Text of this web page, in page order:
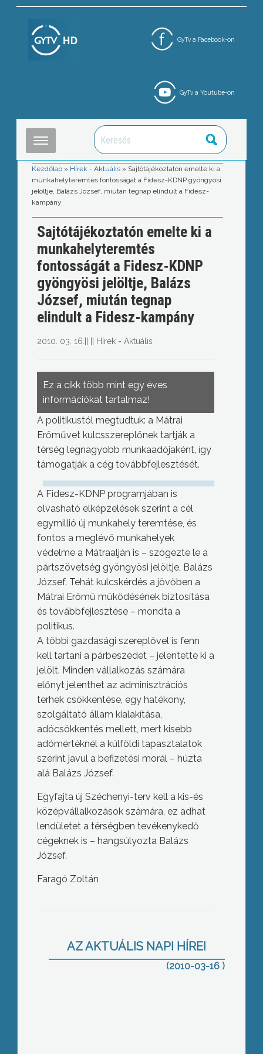
GyTv a Facebook-on
GyTv a Youtube-on
Kezdőlap » Hírek - Aktuális » Sajtótájékoztatón emelte ki a
munkahelyteremtés fontosságát a Fidesz-KDNP gyöngyösi
jelöltje, Balázs József, miután tegnap elindult a Fidesz-
kampány
Sajtótájékoztatón emelte ki a
munkahelyteremtés
fontosságát a Fidesz-KDNP
gyöngyösi jelöltje, Balázs
József, miután tegnap
elindult a Fidesz-kampány
2010. 03. 16. Hírek - Aktuális
Ez a cikk több mint egy éves
információkat tartalmaz!
A politikustól megtudtuk: a Mátrai
Erőművet kulcsszereplőnek tartják a
térség legnagyobb munkaadójaként, így
támogatják a cég továbbfejlesztését.
A Fidesz-KDNP programjában is
olvasható elképzelések szerint a cél
egymillió új munkahely teremtése, és
fontos a meglévő munkahelyek
védelme a Mátraalján is – szögezte le a
pártszövetség gyöngyösi jelöltje, Balázs
József. Tehát kulcskérdés a jövőben a
Mátrai Erőmű működésének biztosítása
és továbbfejlesztése – mondta a
politikus.
A többi gazdasági szereplővel is fenn
kell tartani a párbeszédet – jelentette ki a
jelölt. Minden vállalkozás számára
előnyt jelenthet az adminisztrációs
terhek csökkentése, egy hatékony,
szolgáltató állam kialakítása,
adócsökkentés mellett, mert kisebb
adómértéknél a külföldi tapasztalatok
szerint javul a befizetési morál – húzta
alá Balázs József.
Egyfajta új Széchenyi-terv kell a kis-és
középvállalkozások számára, ez adhat
lendületet a térségben tevékenykedő
cégeknek is – hangsúlyozta Balázs
József.
Faragó Zoltán
AZ AKTUÁLIS NAPI HÍREI
(2010-03-16 )